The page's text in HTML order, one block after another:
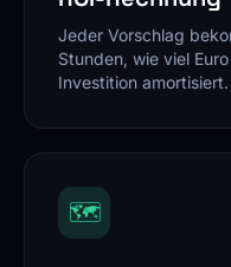
Jeder Vorschlag
Stunden, wie viel
Investition amortisiert.
🗺️